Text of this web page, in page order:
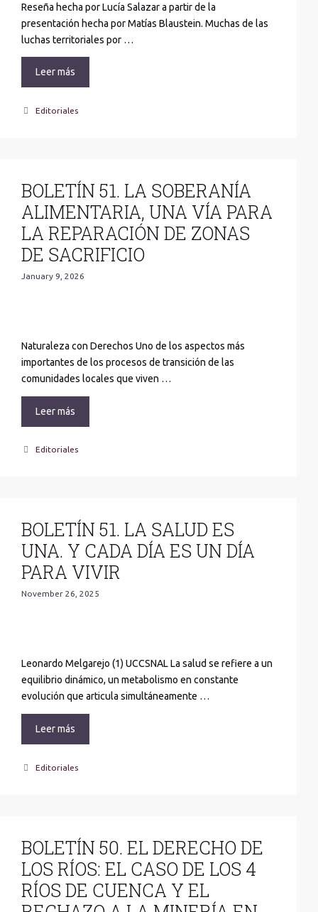
Reseña hecha por Lucía Salazar a partir de la
presentación hecha por Matías Blaustein. Muchas de las
luchas territoriales por …
Leer más
Categories
Editoriales
BOLETÍN 51. LA SOBERANÍA
ALIMENTARIA, UNA VÍA PARA
LA REPARACIÓN DE ZONAS
DE SACRIFICIO
January 9, 2026
Naturaleza con Derechos Uno de los aspectos más
importantes de los procesos de transición de las
comunidades locales que viven …
Leer más
Categories
Editoriales
BOLETÍN 51. LA SALUD ES
UNA. Y CADA DÍA ES UN DÍA
PARA VIVIR
November 26, 2025
Leonardo Melgarejo (1) UCCSNAL La salud se refiere a un
equilibrio dinámico, un metabolismo en constante
evolución que articula simultáneamente …
Leer más
Categories
Editoriales
BOLETÍN 50. EL DERECHO DE
LOS RÍOS: EL CASO DE LOS 4
RÍOS DE CUENCA Y EL